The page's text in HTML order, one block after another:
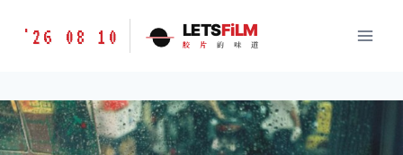
胶
味
道
LETSFILM
'26 08 10 LETSFiLM
胶 片 的 味 道